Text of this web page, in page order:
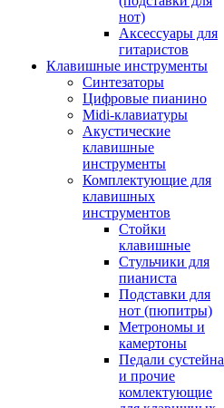
нот)
Аксессуары для
гитаристов
Клавишные инструменты
Синтезаторы
Цифровые пианино
Midi-клавиатуры
Акустические
клавишные
инструменты
Комплектующие для
клавишных
инструментов
Стойки
клавишные
Стульчики для
пианиста
Подставки для
нот (пюпитры)
Метрономы и
камертоны
Педали сустейна
и прочие
комлектующие